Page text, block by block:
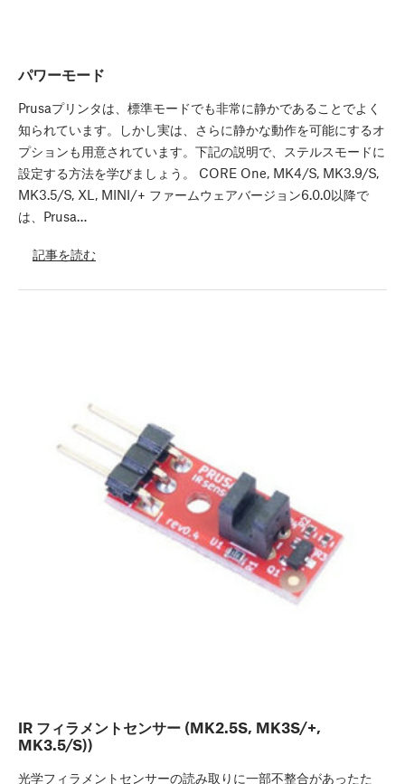
パワーモード
Prusaプリンタは、標準モードでも非常に静かであることでよく
知られています。しかし実は、さらに静かな動作を可能にするオ
プションも用意されています。下記の説明で、ステルスモードに
設定する方法を学びましょう。 CORE One, MK4/S, MK3.9/S,
MK3.5/S, XL, MINI/+ ファームウェアバージョン6.0.0以降で
は、Prusa…
記事を読む
IR フィラメントセンサー (MK2.5S, MK3S/+,
MK3.5/S))
光学フィラメントセンサーの読み取りに一部不整合があったた